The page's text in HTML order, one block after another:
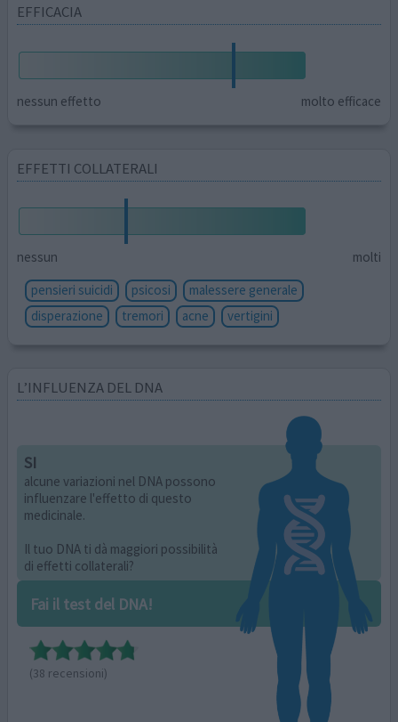
EFFICACIA
nessun effetto molto efficace
EFFETTI COLLATERALI
nessun
molti
pensieri suicidi
psicosi
malessere generale
disperazione
tremori acne vertigini
L’INFLUENZA DEL DNA
SI
alcune variazioni nel DNA possono
influenzare l'effetto di questo
medicinale.
Il tuo DNA ti dà maggiori possibilità
di effetti collaterali?
Fai il test del DNA!
(38 recensioni)